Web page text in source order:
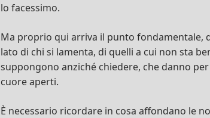
lo facessimo.
Ma proprio qui arriva il punto fondamentale,
lato di chi si lamenta, di quelli a cui non sta
suppongono anziché chiedere, che danno
cuore aperti.
È necessario ricordare in cosa affondano le